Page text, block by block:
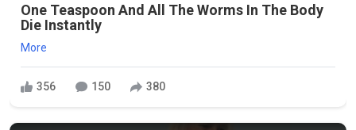
One Teaspoon And All The Worms In The Body
Die Instantly
More
356 150 380